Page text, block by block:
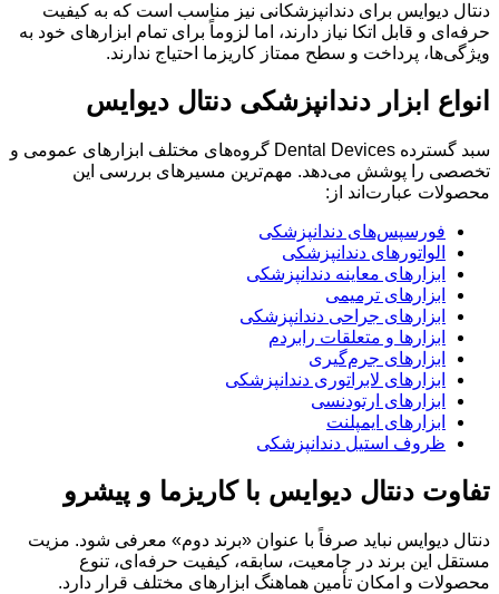
دنتال دیوایس برای دندانپزشکانی نیز مناسب است که به کیفیت
حرفه‌ای و قابل اتکا نیاز دارند، اما لزوماً برای تمام ابزارهای خود به
ویژگی‌ها، پرداخت و سطح ممتاز کاریزما احتیاج ندارند.
انواع ابزار دندانپزشکی دنتال دیوایس
سبد گسترده Dental Devices گروه‌های مختلف ابزارهای عمومی و
تخصصی را پوشش می‌دهد. مهم‌ترین مسیرهای بررسی این
محصولات عبارت‌اند از:
فورسپس‌های دندانپزشکی
الواتورهای دندانپزشکی
ابزارهای معاینه دندانپزشکی
ابزارهای ترمیمی
ابزارهای جراحی دندانپزشکی
ابزارها و متعلقات رابردم
ابزارهای جرم‌گیری
ابزارهای لابراتوری دندانپزشکی
ابزارهای ارتودنسی
ابزارهای ایمپلنت
ظروف استیل دندانپزشکی
تفاوت دنتال دیوایس با کاریزما و پیشرو
دنتال دیوایس نباید صرفاً با عنوان «برند دوم» معرفی شود. مزیت
مستقل این برند در جامعیت، سابقه، کیفیت حرفه‌ای، تنوع
محصولات و امکان تأمین هماهنگ ابزارهای مختلف قرار دارد.